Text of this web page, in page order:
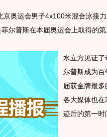
奥运会男子4x100米混合泳接
尔普斯在本届奥运会上取得的第
水立方见证
尔普斯成为
届获金牌最
各大媒体也
迹后的第一时